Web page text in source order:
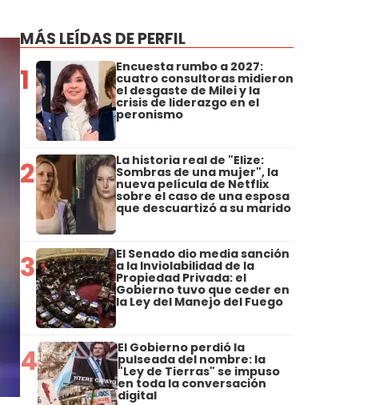
MÁS LEÍDAS DE PERFIL
1 Encuesta rumbo a 2027:
cuatro consultoras midieron
el desgaste de Milei y la
crisis de liderazgo en el
peronismo
2 La historia real de "Elize:
Sombras de una mujer", la
nueva película de Netflix
sobre el caso de una esposa
que descuartizó a su marido
3 El Senado dio media sanción
a la Inviolabilidad de la
Propiedad Privada: el
Gobierno tuvo que ceder en
la Ley del Manejo del Fuego
4 El Gobierno perdió la
pulseada del nombre: la
"Ley de Tierras" se impuso
en toda la conversación
digital